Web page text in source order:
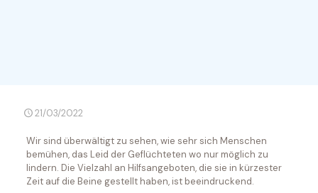
21/03/2022
Wir sind überwältigt zu sehen, wie sehr sich Menschen
bemühen, das Leid der Geflüchteten wo nur möglich zu
lindern. Die Vielzahl an Hilfsangeboten, die sie in kürzester
Zeit auf die Beine gestellt haben, ist beeindruckend.